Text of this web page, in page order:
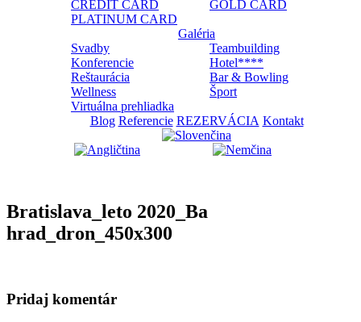
CREDIT CARD
GOLD CARD
PLATINUM CARD
Galéria
Svadby
Teambuilding
Konferencie
Hotel****
Reštaurácia
Bar & Bowling
Wellness
Šport
Virtuálna prehliadka
Blog Referencie REZERVÁCIA Kontakt
Bratislava_leto 2020_Ba
hrad_dron_450x300
Pridaj komentár